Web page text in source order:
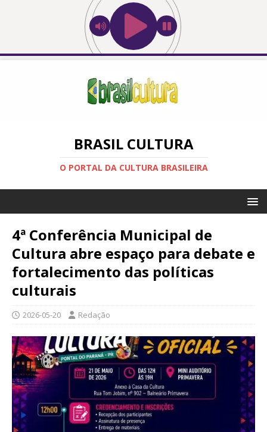
BRASIL CULTURA
O PORTAL DA CULTURA BRASILEIRA
4ª Conferência Municipal de
Cultura abre espaço para debate e
fortalecimento das políticas
culturais
2026-05-20 Redação